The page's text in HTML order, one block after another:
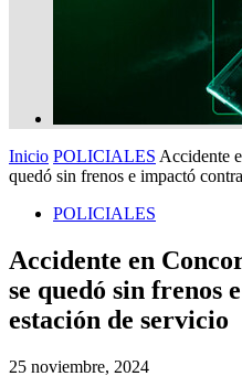
Inicio POLICIALES Accidente
quedó sin frenos e impactó
POLICIALES
Accidente en
se quedó sin frenos
estación de servicio
25 noviembre, 2024